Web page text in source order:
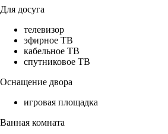
Для досуга
телевизор
эфирное ТВ
кабельное ТВ
спутниковое ТВ
Оснащение двора
игровая площадка
Ванная комната